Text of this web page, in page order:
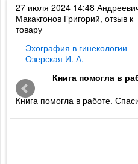
27 июля 2024 14:48
Макакгонов Григорий, отзыв к
товару
Эхография в гинекологии -
Озерская И. А.
Книга помогла в
Книга помогла в работе.